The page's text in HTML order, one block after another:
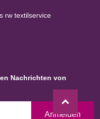
rw textilservice
Nachrichten von
Anmelden